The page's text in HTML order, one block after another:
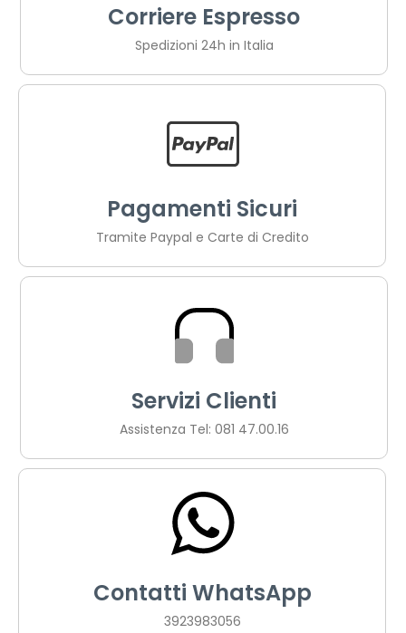
Corriere Espresso
Spedizioni 24h in Italia
Pagamenti Sicuri
Tramite Paypal e Carte di Credito
Servizi Clienti
Assistenza Tel: 081 47.00.16
Contatti WhatsApp
3923983056